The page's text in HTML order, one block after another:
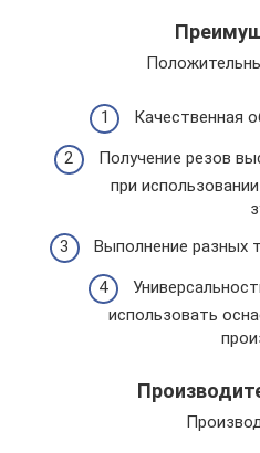
Качественная
Получение резов
при
Выполнение разных
использовать